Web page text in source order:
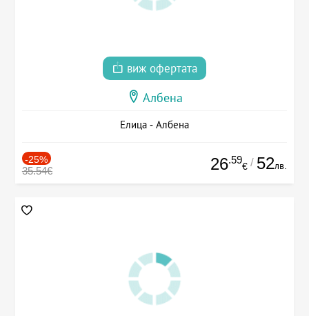
виж офертата
Албена
Елица - Албена
-25%
35.54€ 26.59
€ / 52лв.